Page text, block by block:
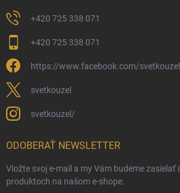
+420 725 338 071
+420 725 338 071
https://www.facebook.com/svetkouzell
svetkouzel
svetkouzel/
ODOBERAŤ NEWSLETTER
Vložte svoj e-mail a my Vám budeme zasielať
produktoch na našom e-shope.